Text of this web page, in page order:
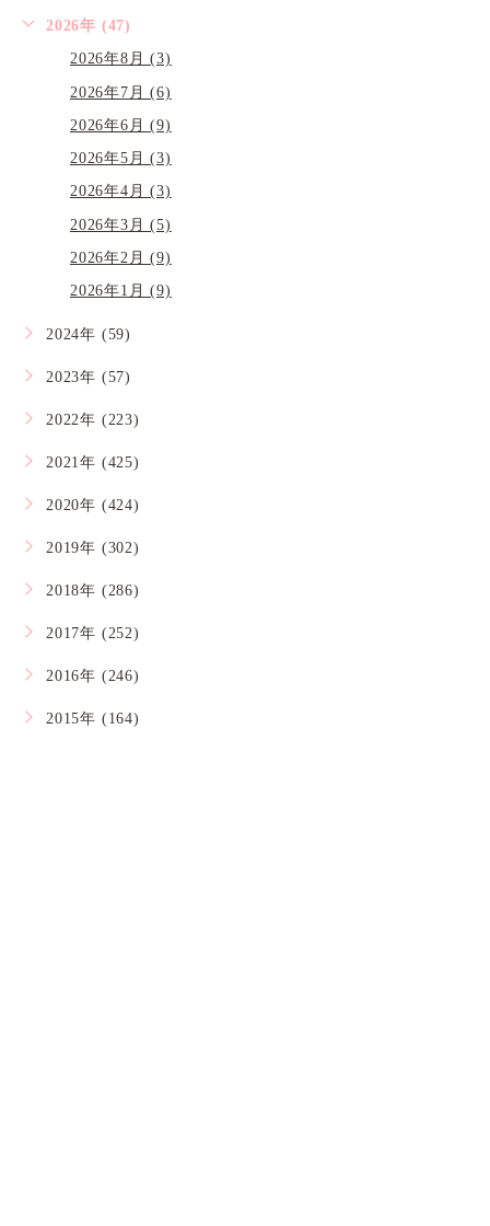
2026年 (47)
2026年8月 (3)
2026年7月 (6)
2026年6月 (9)
2026年5月 (3)
2026年4月 (3)
2026年3月 (5)
2026年2月 (9)
2026年1月 (9)
2024年 (59)
2023年 (57)
2022年 (223)
2021年 (425)
2020年 (424)
2019年 (302)
2018年 (286)
2017年 (252)
2016年 (246)
2015年 (164)